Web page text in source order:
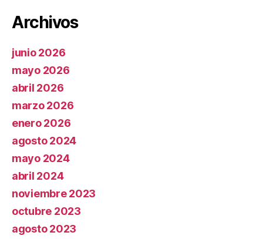
Archivos
junio 2026
mayo 2026
abril 2026
marzo 2026
enero 2026
agosto 2024
mayo 2024
abril 2024
noviembre 2023
octubre 2023
agosto 2023